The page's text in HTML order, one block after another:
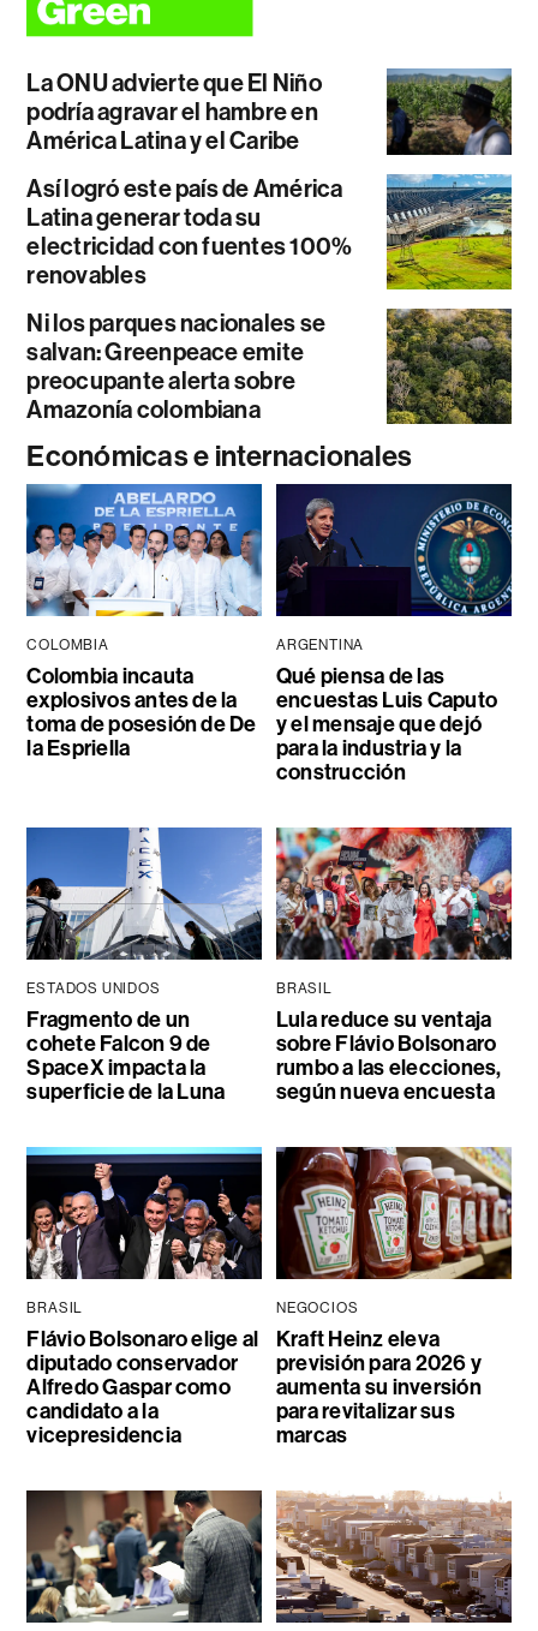
La ONU advierte que El Niño
podría agravar el hambre en
América Latina y el Caribe
Así logró este país de América
Latina generar toda su
electricidad con fuentes 100%
renovables
Ni los parques nacionales se
salvan: Greenpeace emite
preocupante alerta sobre
Amazonía colombiana
Económicas e internacionales
COLOMBIA
Colombia incauta
explosivos antes de la
toma de posesión de De
la Espriella
ARGENTINA
Qué piensa de las
encuestas Luis Caputo
y el mensaje que dejó
para la industria y la
construcción
ESTADOS UNIDOS
Fragmento de un
cohete Falcon 9 de
SpaceX impacta la
superficie de la Luna
BRASIL
Lula reduce su ventaja
sobre Flávio Bolsonaro
rumbo a las elecciones,
según nueva encuesta
BRASIL
Flávio Bolsonaro elige al
diputado conservador
Alfredo Gaspar como
candidato a la
vicepresidencia
NEGOCIOS
Kraft Heinz eleva
previsión para 2026 y
aumenta su inversión
para revitalizar sus
marcas